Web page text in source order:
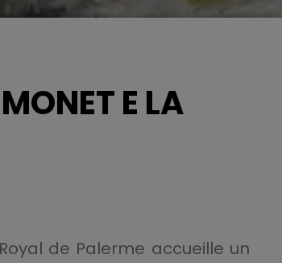
E LA
de Palerme accueille un